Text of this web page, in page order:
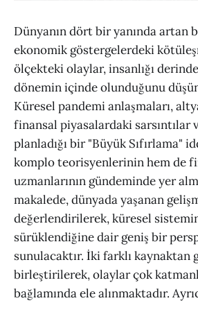
Dünyanın dört bir yanında artan
ekonomik göstergelerdeki
ölçekteki olaylar, insanlığı
dönemin içinde olunduğunu
Küresel pandemi anlaşmaları,
finansal piyasalardaki sarsıntılar
planladığı bir "Büyük Sıfırlama"
komplo teorisyenlerinin hem de
uzmanlarının gündeminde yer
makalede, dünyada yaşanan
değerlendirilerek, küresel
sürüklendiğine dair geniş bir
sunulacaktır. İki farklı kaynaktan
birleştirilerek, olaylar çok
bağlamında ele alınmaktadır.